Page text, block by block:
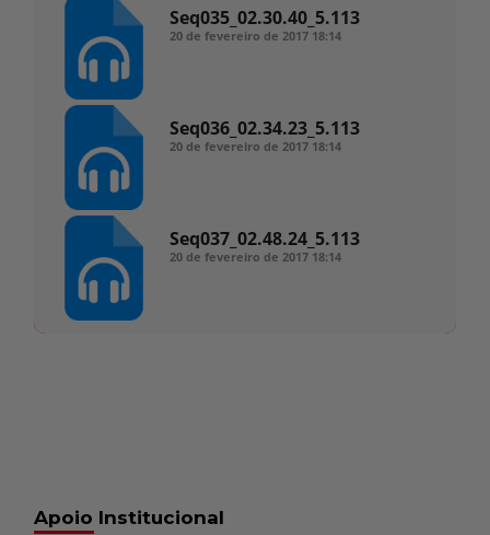
Seq035_02.30.40_5.113
20 de fevereiro de 2017 18:14
Seq036_02.34.23_5.113
20 de fevereiro de 2017 18:14
Seq037_02.48.24_5.113
20 de fevereiro de 2017 18:14
Apoio Institucional